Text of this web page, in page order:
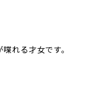
れる才女です。